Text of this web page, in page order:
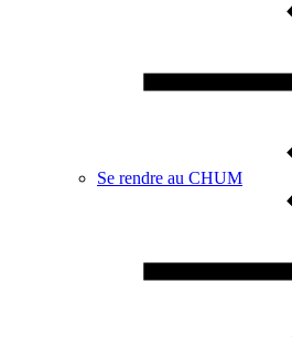
Se rendre au CHUM